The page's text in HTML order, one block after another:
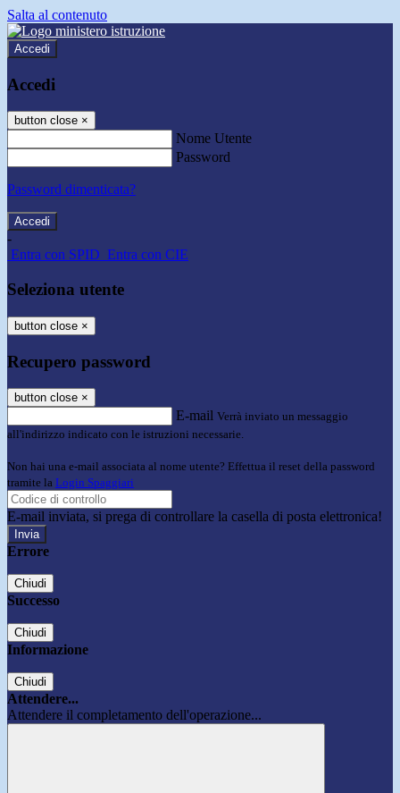
Salta al contenuto
Accedi
Accedi
button close ×
Nome Utente
Password
Password dimenticata?
-
Entra con SPID Entra con CIE
Seleziona utente
button close ×
Recupero password
button close ×
E-mail Verrà inviato un messaggio
all'indirizzo indicato con le istruzioni necessarie.
Non hai una e-mail associata al nome utente? Effettua il reset della password
tramite la Login Spaggiari
E-mail inviata, si prega di controllare la casella di posta elettronica!
Errore
Chiudi
Successo
Chiudi
Informazione
Chiudi
Attendere...
Attendere il completamento dell'operazione...